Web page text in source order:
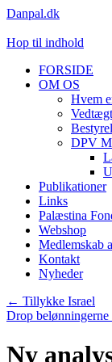
Danpal.dk
Hop til indhold
FORSIDE
OM OS
Hvem
DPV
Publikationer
Links
Palæstina
Webshop
Medlemskab
Kontakt
Nyheder
← Tillykke Israel
Drop belønningerne
Ny